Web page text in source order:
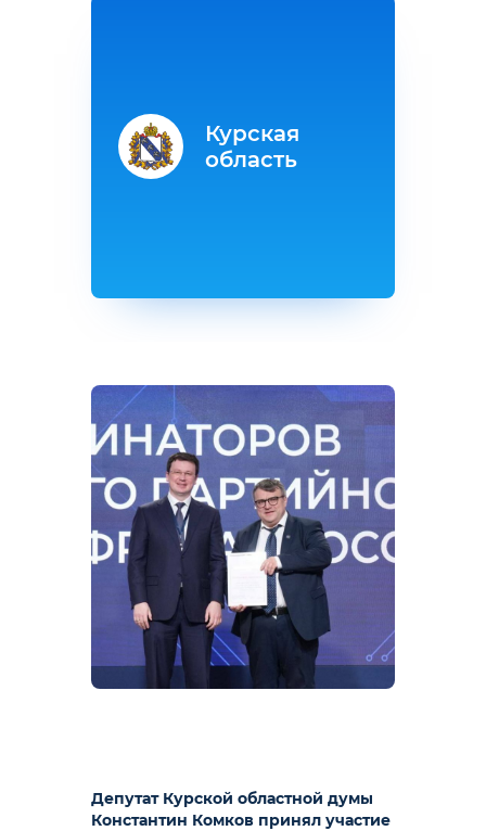
Депутат Курской областной думы
Константин Комков принял участие
Курская
область